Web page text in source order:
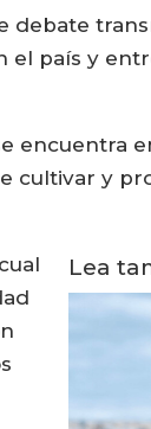
debate
el país y
encuentra
cultivar y
Lea